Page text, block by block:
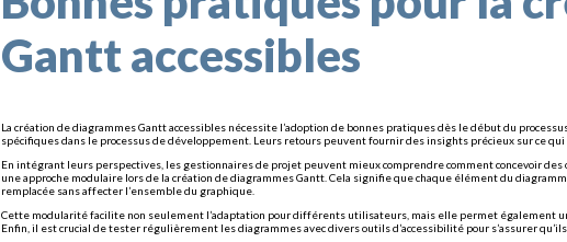
Gantt accessibles
La création de diagrammes Gantt accessibles nécessite l’adoption de bonnes pratiques dès le début du
spécifiques dans le processus de développement. Leurs retours peuvent fournir des insights précieux sur ce
En intégrant leurs perspectives, les gestionnaires de projet peuvent mieux comprendre comment concevoir
une approche modulaire lors de la création de diagrammes Gantt. Cela signifie que chaque élément du
remplacée sans affecter l’ensemble du graphique.
Cette modularité facilite non seulement l’adaptation pour différents utilisateurs, mais elle permet également
Enfin, il est crucial de tester régulièrement les diagrammes avec divers outils d’accessibilité pour s’assurer